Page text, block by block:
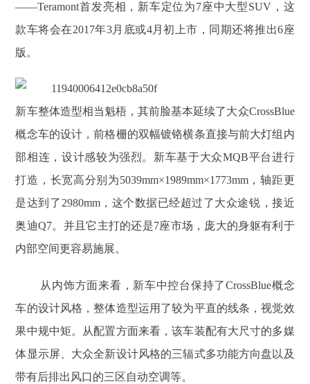
——Teramont首发亮相，新车定位为7座中大型SUV，这
款车将会在2017年3月底或4月初上市，同期还将推出6座
版。
​新车整体造型相当魁梧，其前脸基本延续了大众CrossBlue
概念车的设计，前格栅的双幅镀铬横条直接与前大灯组内
部相连，设计感较为强烈。新车基于大众MQB平台进行
打造，长宽高分别为5039mm×1989mm×1773mm，轴距更
是达到了2980mm，这个数据已经超过了大众途锐，接近
奥迪Q7。并且它主打的还是7座市场，庞大的身躯有利于
内部空间更容易施展。
从内饰方面来看，新车中控台保持了CrossBlue概念
车的设计风格，整体造型运用了较为平直的线条，视觉效
果中规中矩。从配置方面来看，该车装配有大尺寸的多媒
体显示屏、大众全新设计风格的三辐式多功能方向盘以及
带有后排出风口的三区自动空调等。